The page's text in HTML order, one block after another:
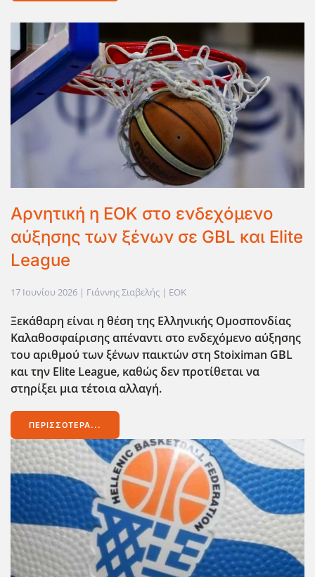
Αρνητική η ΕΟΚ στο ενδεχόμενο
αύξησης των ξένων σε GBL και Elite
League
17 Ιουνίου 2026 | Γιάννης Σιαβελής | EOK
Ξεκάθαρη είναι η θέση της Ελληνικής Ομοσπονδίας
Καλαθοσφαίρισης απέναντι στο ενδεχόμενο αύξησης
του αριθμού των ξένων παικτών στη Stoiximan GBL
και την Elite League, καθώς δεν προτίθεται να
στηρίξει μια τέτοια αλλαγή.
ΠΕΡΙΣΣΌΤΕΡΑ...